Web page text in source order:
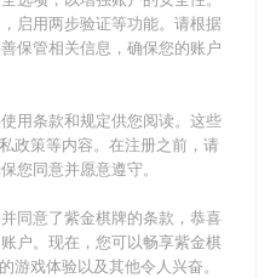
启用两步验证等功能。请根据
保管相关信息，确保您的账户
用条款和规定供您阅读。这些
政策等内容。在注册之前，请
您同意并愿意遵守。
同意了紫金棋牌的条款，恭喜
户。现在，您可以畅享紫金棋
戏体验以及其他令人兴奋。